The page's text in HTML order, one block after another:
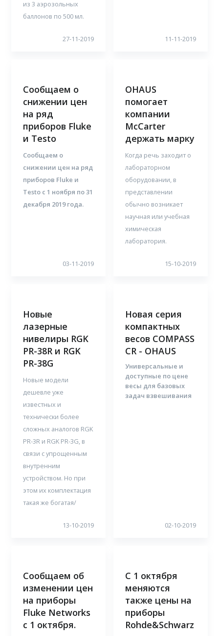
из 3 аэрозольных
баллонов по 500 мл.
27-11-2019 11-11-2019
Сообщаем о
снижении цен
на ряд
приборов Fluke
и Testo
Сообщаем о
снижении цен на ряд
приборов Fluke и
Testo c 1 ноября по 31
декабря 2019 года.
03-11-2019
OHAUS
помогает
компании
McCarter
держать марку
Когда речь заходит о
лабораторном
оборудовании, в
представлении
обычно возникает
научная или учебная
химическая
лаборатория.
15-10-2019
Новые
лазерные
нивелиры RGK
PR-38R и RGK
PR-38G
Новые модели
дешевле уже
известных и
технически более
сложных аналогов RGK
PR-3R и RGK PR-3G, в
связи с упрощенным
внутренним
устройством. Но при
этом их комплектация
такая же богатая/
13-10-2019
Новая серия
компактных
весов COMPASS
CR - OHAUS
Универсальные и
доступные по цене
весы для базовых
задач взвешивания
02-10-2019
Сообщаем об
изменении цен
на приборы
Fluke Networks
c 1 октября.
С 1 октября
меняются
также цены на
приборы
Rohde&Schwarz